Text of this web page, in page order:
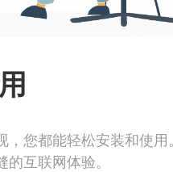
您都能轻松安装和使用。
互联网体验。